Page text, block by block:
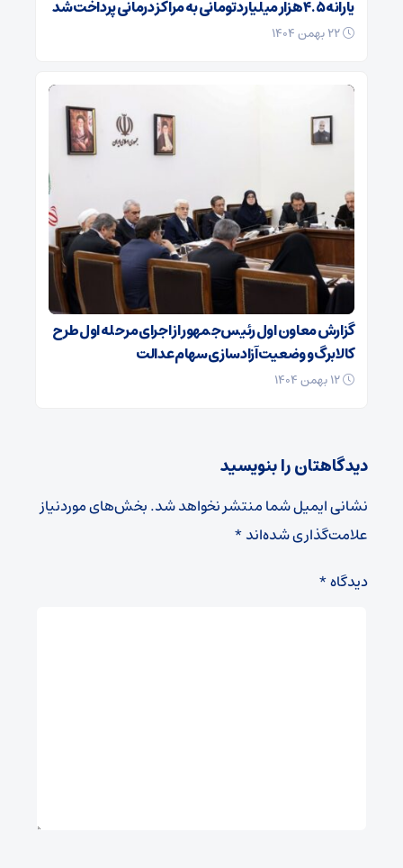
یارانه ۴.۵ هزار میلیارد تومانی به مراکز درمانی پرداخت شد
گزارش معاون اول رئیس‌جمهور از اجرای مرحله اول طرح
کالابرگ و وضعیت آزادسازی سهام عدالت
دیدگاهتان را بنویسید
نشانی ایمیل شما منتشر نخواهد شد.بخش‌های موردنیاز
علامت‌گذاری شده‌اند*
دیدگاه*